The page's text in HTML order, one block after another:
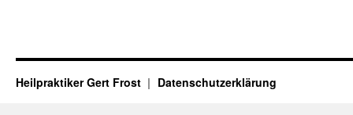
Heilpraktiker Gert Frost Datenschutzerklärung